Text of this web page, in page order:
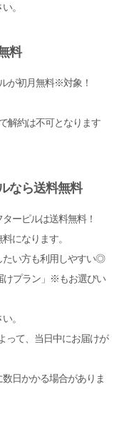
。
料
が初月無料※対象！
解約は不可となります
なら送料無料
ーピルは送料無料！
になります。
たい方も利用しやすい◎
けプラン」※もお選びい
。
って、当日中にお届けが
日かかる場合がありま